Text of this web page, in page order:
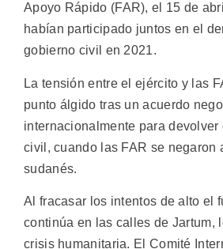
Apoyo Rápido (FAR), el 15 de
habían participado juntos en el
gobierno civil en 2021.
La tensión entre el ejército y las
punto álgido tras un acuerdo
internacionalmente para
civil, cuando las FAR se negaron
sudanés.
Al fracasar los intentos de alto el
continúa en las calles de Jartum,
crisis humanitaria. El Comité